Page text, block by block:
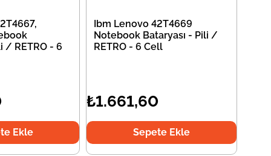
/ RETRO - 6
Ekle
Ibm Lenovo 42T4669
Notebook Bataryası - Pili /
RETRO - 6 Cell
₺1.661,60
Sepete Ekle